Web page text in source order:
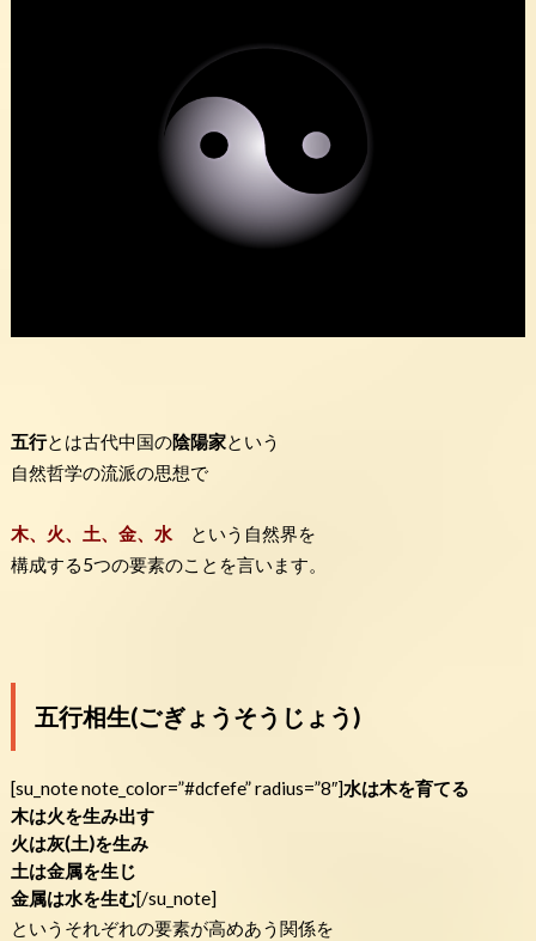
五行とは古代中国の陰陽家という
自然哲学の流派の思想で
木、火、土、金、水 という自然界を
構成する5つの要素のことを言います。
五行相生(ごぎょうそうじょう)
[su_note note_color=”#dcfefe” radius=”8″]水は木を育てる
木は火を生み出す
火は灰(土)を生み
土は金属を生じ
金属は水を生む[/su_note]
というそれぞれの要素が高めあう関係を